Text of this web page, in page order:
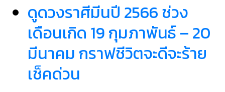
ดูดวงราศีมีนปี 2566 ช่วง
เดือนเกิด 19 กุมภาพันธ์ – 20
มีนาคม กราฟชีวิตจะดีจะร้าย
เช็คด่วน